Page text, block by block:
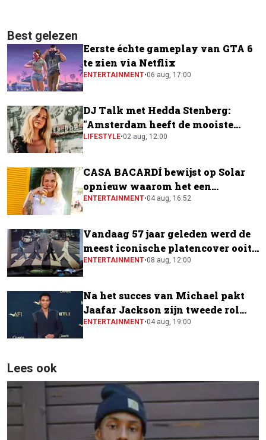
Best gelezen
Eerste échte gameplay van GTA 6
te zien via Netflix
ENTERTAINMENT•06 aug, 17:00
DJ Talk met Hedda Stenberg:
"Amsterdam heeft de mooiste
festivalscene van Europa"
LIFESTYLE•02 aug, 12:00
CASA BACARDÍ bewijst op Solar
opnieuw waarom het een
festivalfavoriet is
ENTERTAINMENT•04 aug, 16:52
Vandaag 57 jaar geleden werd de
meest iconische platencover ooit
gemaakt
ENTERTAINMENT•08 aug, 12:00
Na het succes van Michael pakt
Jaafar Jackson zijn tweede rol
naast Will Smith
ENTERTAINMENT•04 aug, 19:00
Lees ook